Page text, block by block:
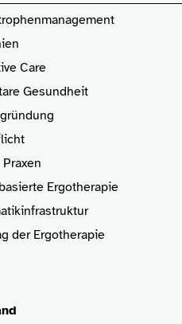
Care
Gesundheit
Ergotherapie
der Ergotherapie